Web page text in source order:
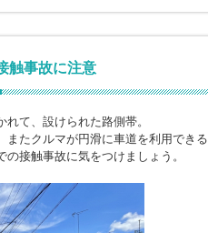
触事故に注意
て、設けられた路側帯。
またクルマが円滑に車道を利用でき
接触事故に気をつけましょう。